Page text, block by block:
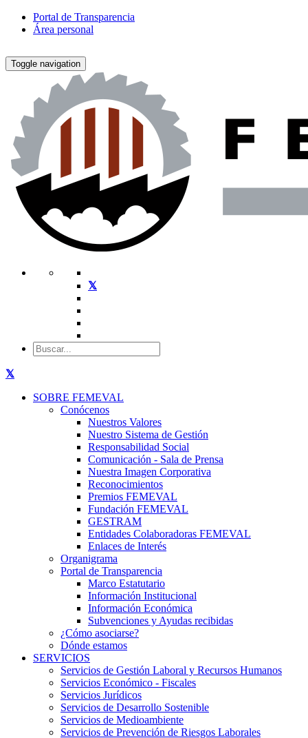
Portal de Transparencia
Área personal
Toggle navigation
SOBRE FEMEVAL
Conócenos
Nuestros Valores
Nuestro Sistema de Gestión
Responsabilidad Social
Comunicación - Sala de Prensa
Nuestra Imagen Corporativa
Reconocimientos
Premios FEMEVAL
Fundación FEMEVAL
GESTRAM
Entidades Colaboradoras FEMEVAL
Enlaces de Interés
Organigrama
Portal de Transparencia
Marco Estatutario
Información Institucional
Información Económica
Subvenciones y Ayudas recibidas
¿Cómo asociarse?
Dónde estamos
SERVICIOS
Servicios de Gestión Laboral y Recursos Humanos
Servicios Económico - Fiscales
Servicios Jurídicos
Servicios de Desarrollo Sostenible
Servicios de Medioambiente
Servicios de Prevención de Riesgos Laborales